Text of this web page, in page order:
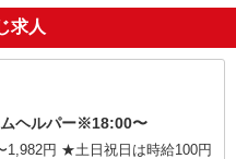
る
終了
求人
ヘルパー※18:00〜
日は時給100円